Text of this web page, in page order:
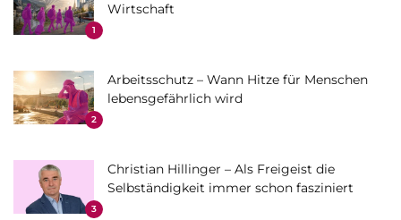
1
Wirtschaft
2
Arbeitsschutz – Wann Hitze für Menschen
lebensgefährlich wird
3
Christian Hillinger – Als Freigeist die
Selbständigkeit immer schon fasziniert